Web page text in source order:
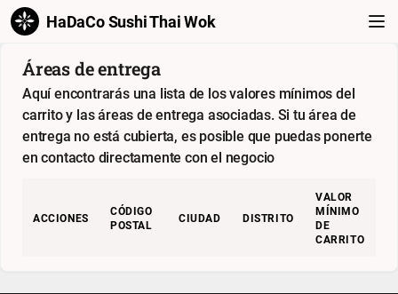
HaDaCo Sushi Thai Wok
Áreas de entrega
Aquí encontrarás una lista de los valores mínimos del
carrito y las áreas de entrega asociadas. Si tu área de
entrega no está cubierta, es posible que puedas ponerte
en contacto directamente con el negocio
ACCIONES
CÓDIGO
POSTAL
CIUDAD DISTRITO
VALOR
MÍNIMO
DE
CARRITO